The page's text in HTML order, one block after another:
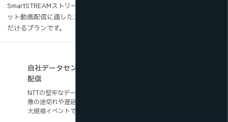
SmartSTREAMストリーミングサーバーレンタルは大規模なインターネ
ット動画配信に適したストリーミングサーバーをレンタルでお使いいた
だけるプランです。
自社データセンターと大容量バックボーンによる安定
配信
NTTの堅牢なデータセンターと高速ネットワークを活用し、映
像の途切れや遅延を防止。
大規模イベントでも安定したライブ配信を実現します。